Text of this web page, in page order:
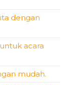
dengan
acara
mudah.